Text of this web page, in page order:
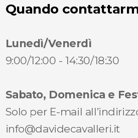
Quando
Lunedì/Venerdì
9:00/12:00 - 14:30/18:30
Sabato, Domenica e
Solo per E-mail
info@davidecavalleri.it